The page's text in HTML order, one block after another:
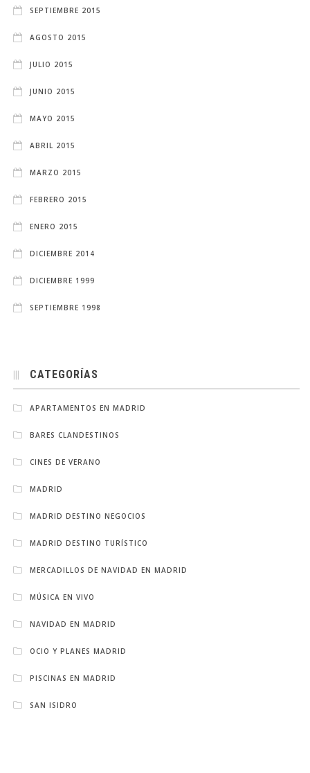
SEPTIEMBRE 2015
AGOSTO 2015
JULIO 2015
JUNIO 2015
MAYO 2015
ABRIL 2015
MARZO 2015
FEBRERO 2015
ENERO 2015
DICIEMBRE 2014
DICIEMBRE 1999
SEPTIEMBRE 1998
CATEGORÍAS
APARTAMENTOS EN MADRID
BARES CLANDESTINOS
CINES DE VERANO
MADRID
MADRID DESTINO NEGOCIOS
MADRID DESTINO TURÍSTICO
MERCADILLOS DE NAVIDAD EN MADRID
MÚSICA EN VIVO
NAVIDAD EN MADRID
OCIO Y PLANES MADRID
PISCINAS EN MADRID
SAN ISIDRO